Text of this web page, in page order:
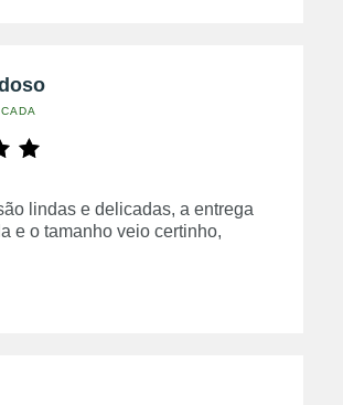
lindas e delicadas, a entrega
e o tamanho veio certinho,